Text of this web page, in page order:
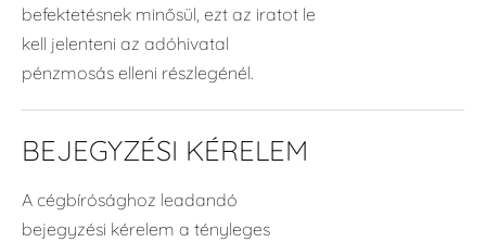
befektetésnek minősül, ezt az iratot le
kell jelenteni az adóhivatal
pénzmosás elleni részlegénél.
BEJEGYZÉSI KÉRELEM
A cégbírósághoz leadandó
bejegyzési kérelem a tényleges